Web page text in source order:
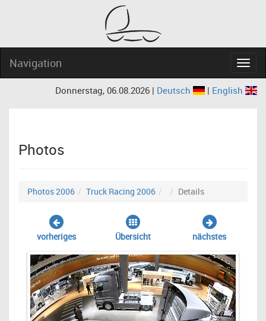
Navigation
Donnerstag, 06.08.2026 | Deutsch | English
Photos
Photos 2006 Truck Racing 2006 Details
vorheriges Übersicht nächstes